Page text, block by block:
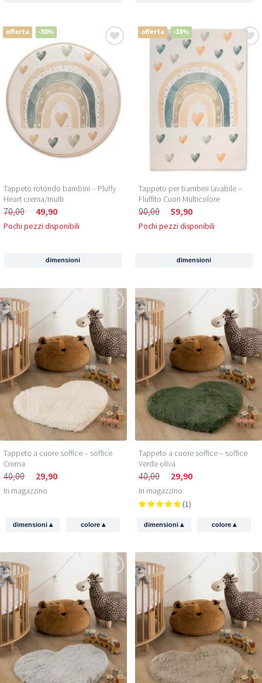
offerta -30%
Tappeto rotondo bambini – Pluffy
Heart crema/multi
70,00 49,90
Pochi pezzi disponibili
dimensioni
offerta -33%
Tappeto per bambini lavabile –
Fluffito Cuori Multicolore
90,00 59,90
Pochi pezzi disponibili
dimensioni
Tappeto a cuore soffice – soffice
Crema
40,00 29,90
In magazzino
dimensioni▴ colore ▴
Tappeto a cuore soffice – soffice
Verde oliva
40,00 29,90
In magazzino
(1)
dimensioni▴ colore ▴